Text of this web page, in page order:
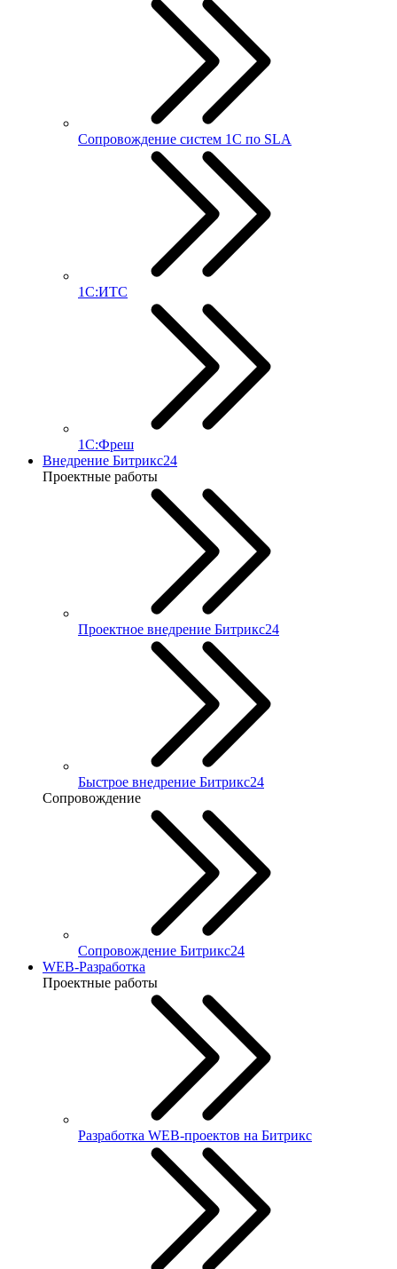
Сопровождение систем 1С по SLA
1С:ИТС
1С:Фреш
Внедрение Битрикс24
Проектные работы
Проектное внедрение Битрикс24
Быстрое внедрение Битрикс24
Сопровождение
Сопровождение Битрикс24
WEB-Разработка
Проектные работы
Разработка WEB-проектов на Битрикс